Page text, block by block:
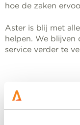
hoe de zaken
Aster is blij met
helpen. We blijven
service verder te